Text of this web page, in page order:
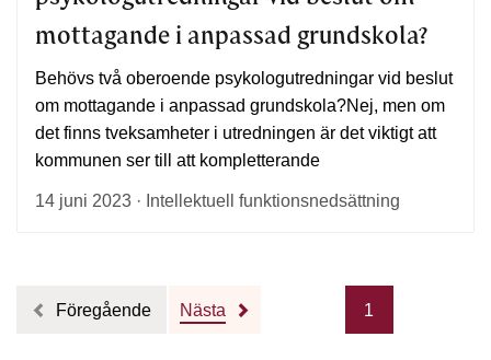
mottagande i anpassad grundskola?
Behövs två oberoende psykologutredningar vid beslut
om mottagande i anpassad grundskola?Nej, men om
det finns tveksamheter i utredningen är det viktigt att
kommunen ser till att kompletterande
14 juni 2023 · Intellektuell funktionsnedsättning
Föregående 1
Nästa